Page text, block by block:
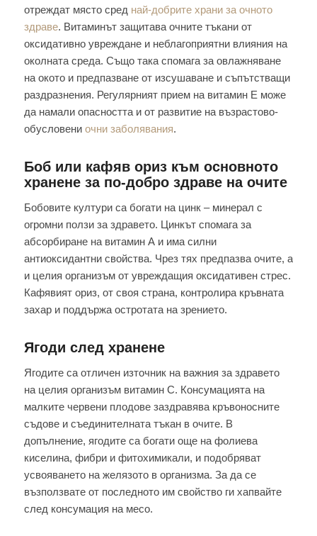
отреждат място сред най-добрите храни за очното
здраве. Витаминът защитава очните тъкани от
оксидативно увреждане и неблагоприятни влияния на
околната среда. Също така спомага за овлажняване
на окото и предпазване от изсушаване и съпътстващи
раздразнения. Регулярният прием на витамин Е може
да намали опасността и от развитие на възрастово-
обусловени очни заболявания.
Боб или кафяв ориз към основното
хранене за по-добро здраве на очите
Бобовите култури са богати на цинк – минерал с
огромни ползи за здравето. Цинкът спомага за
абсорбиране на витамин А и има силни
антиоксидантни свойства. Чрез тях предпазва очите, а
и целия организъм от увреждащия оксидативен стрес.
Кафявият ориз, от своя страна, контролира кръвната
захар и поддържа остротата на зрението.
Ягоди след хранене
Ягодите са отличен източник на важния за здравето
на целия организъм витамин C. Консумацията на
малките червени плодове заздравява кръвоносните
съдове и съединителната тъкан в очите. В
допълнение, ягодите са богати още на фолиева
киселина, фибри и фитохимикали, и подобряват
усвояването на желязото в организма. За да се
възползвате от последното им свойство ги хапвайте
след консумация на месо.